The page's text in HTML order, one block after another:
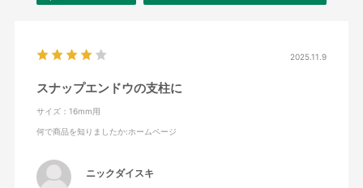
2025.11.9
スナップエンドウの支柱に
サイズ：16mm用
何で商品を知りましたか:ホームページ
ニックダイスキ